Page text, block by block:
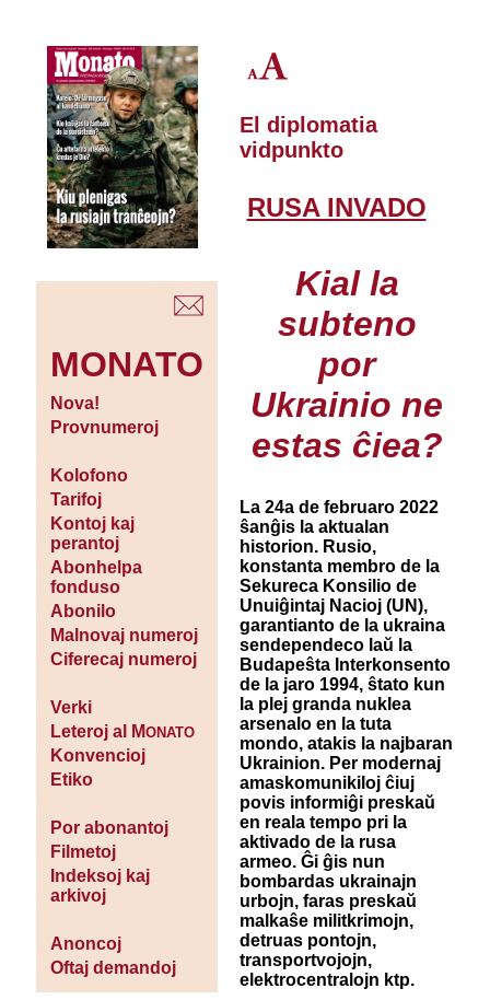
MONATO
Nova!
Provnumeroj
Kolofono
Tarifoj
Kontoj kaj
perantoj
Abonhelpa
fonduso
Abonilo
Malnovaj numeroj
Ciferecaj numeroj
Verki
Leteroj al MONATO
Konvencioj
Etiko
Por abonantoj
Filmetoj
Indeksoj kaj
arkivoj
Anoncoj
Oftaj demandoj
El diplomatia
vidpunkto
RUSA INVADO
Kial la
subteno
por
Ukrainio ne
estas ĉiea?
La 24a de februaro 2022
ŝanĝis la aktualan
historion. Rusio,
konstanta membro de la
Sekureca Konsilio de
Unuiĝintaj Nacioj (UN),
garantianto de la ukraina
sendependeco laŭ la
Budapeŝta Interkonsento
de la jaro 1994, ŝtato kun
la plej granda nuklea
arsenalo en la tuta
mondo, atakis la najbaran
Ukrainion. Per modernaj
amaskomunikiloj ĉiuj
povis informiĝi preskaŭ
en reala tempo pri la
aktivado de la rusa
armeo. Ĝi ĝis nun
bombardas ukrainajn
urbojn, faras preskaŭ
malkaŝe militkrimojn,
detruas pontojn,
transportvojojn,
elektrocentralojn ktp.